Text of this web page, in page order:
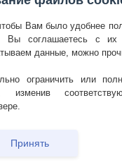
Мобильная версия
Вам было удобнее
Вы соглашаетесь с их
данные, можно
ограничить или
Принять